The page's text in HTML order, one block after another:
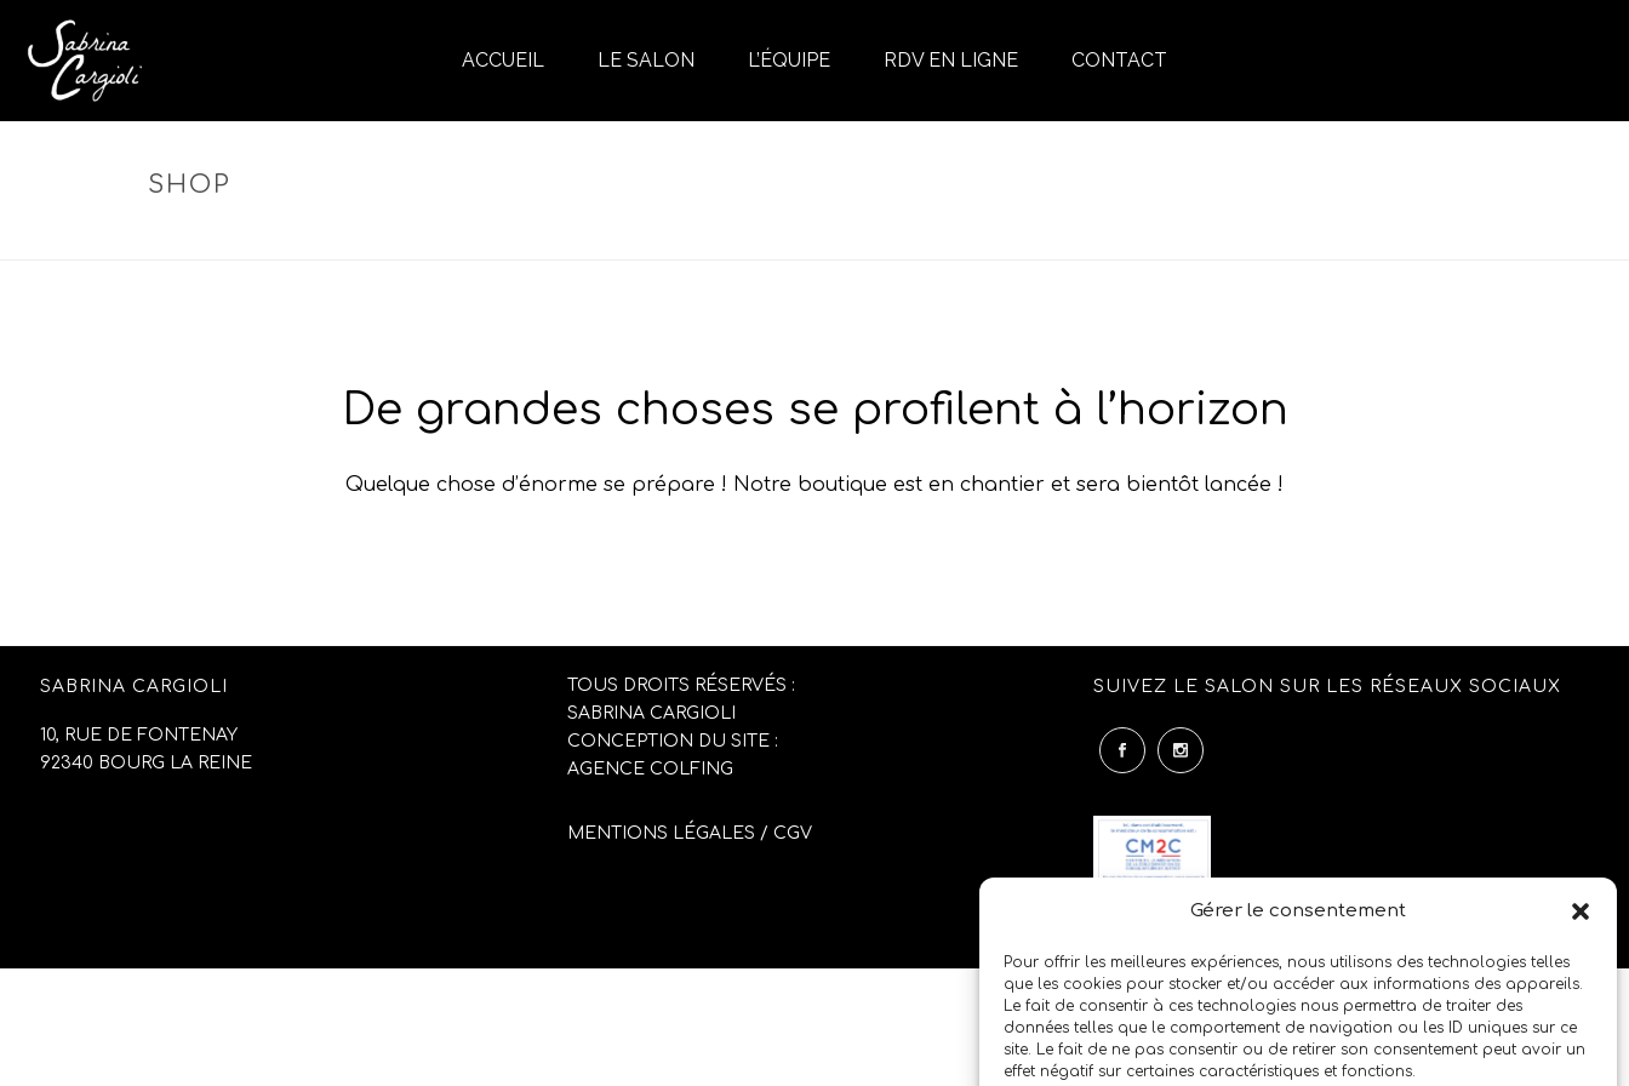
Gérer le consentement
Pour offrir les meilleures expériences, nous utilisons des technologies telles
que les cookies pour stocker et/ou accéder aux informations des appareils.
Le fait de consentir à ces technologies nous permettra de traiter des
données telles que le comportement de navigation ou les ID uniques sur ce
site. Le fait de ne pas consentir ou de retirer son consentement peut avoir un
effet négatif sur certaines caractéristiques et fonctions.
ACCUEIL LE SALON L’ÉQUIPE RDV EN LIGNE CONTACT
SHOP
De grandes choses se profilent à l’horizon
Quelque chose d’énorme se prépare ! Notre boutique est en chantier et sera bientôt lancée !
SABRINA CARGIOLI
10, RUE DE FONTENAY
92340 BOURG LA REINE
TOUS DROITS RÉSERVÉS :
SABRINA CARGIOLI
CONCEPTION DU SITE :
AGENCE COLFING
MENTIONS LÉGALES / CGV
SUIVEZ LE SALON SUR LES RÉSEAUX SOCIAUX